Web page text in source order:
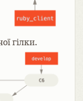
гілки.